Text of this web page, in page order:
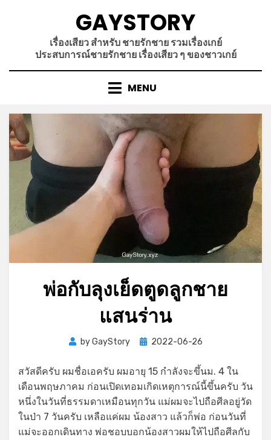
GAYSTORY
เรื่องเสียว สำหรับ ชายรักชาย รวมเรื่องเกย์
ประสบการณ์ชายรักชาย เรื่องเสียว ๆ ของชาวเกย์
MENU
พ่อกับลุงเย็ดตูดลูกชาย
แสนร่าน
byGayStory
Posted
2022-06-26
สวัสดีครับ ผมชื่อเอครับ ผมอายุ 15 กำลังจะขึ้นม. 4 ใน
เดือนพฤษภาคม ก่อนเปิดเทอมเกิดเหตุการณ์นี้ขึ้นครับ วัน
หนึ่งในวันที่ธรรมดาเหมือนทุกวัน แม่ผมจะไปถือศีลอยู่วัด
ในป่า 7 วันครับ เหลือแค่ผม น้องสาว แล้วก็พ่อ ก่อนวันที่
แม่จะออกเดินทาง พ่อชอบบอกน้องสาวผมให้ไปถือศีลกับ